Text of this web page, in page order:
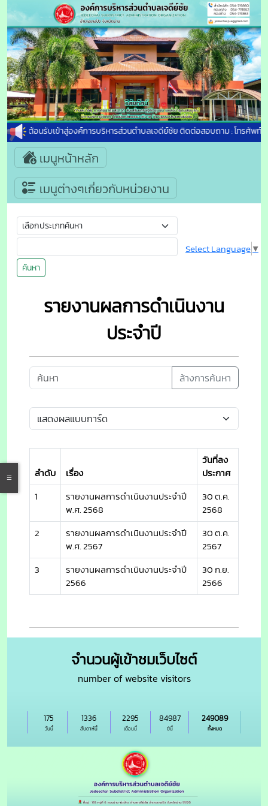
ยินดีต้อนรับเข้าสู่องค์การบริหารส่วนตำบลเจดีย์ชัย ติดต่อสอบถาม : โทรศัพท์ :
เมนูหน้าหลัก
เมนูต่างๆเกี่ยวกับหน่วยงาน
ค้นหา
Select Language▼
รายงานผลการดำเนินงาน
ประจำปี
ล้างการค้นหา
ลำดับ เรื่อง
วันที่ลง
ประกาศ
1
รายงานผลการดำเนินงานประจำปี
พ.ศ. 2568
30 ต.ค.
2568
2
รายงานผลการดำเนินงานประจำปี
พ.ศ. 2567
30 ต.ค.
2567
3
รายงานผลการดำเนินงานประจำปี
2566
30 ก.ย.
2566
จำนวนผู้เข้าชมเว็บไซต์
number of website visitors
วันนี้
175
สัปดาห์นี้
1336
เดือนนี้
2295
ปีนี้
84987
ทั้งหมด
249089